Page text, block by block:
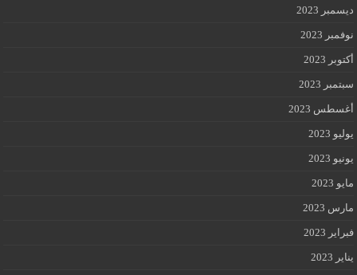
ديسمبر 2023
نوفمبر 2023
أكتوبر 2023
سبتمبر 2023
أغسطس 2023
يوليو 2023
يونيو 2023
مايو 2023
مارس 2023
فبراير 2023
يناير 2023